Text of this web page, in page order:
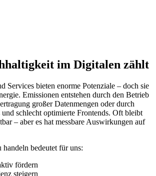
im Digitalen zählt
Services bieten enorme Potenziale – doch sie
Emissionen entstehen durch den Betrieb
großer Datenmengen oder durch
schlecht optimierte Frontends. Oft bleibt
– aber es hat messbare Auswirkungen auf
bedeutet für uns:
fördern
steigern